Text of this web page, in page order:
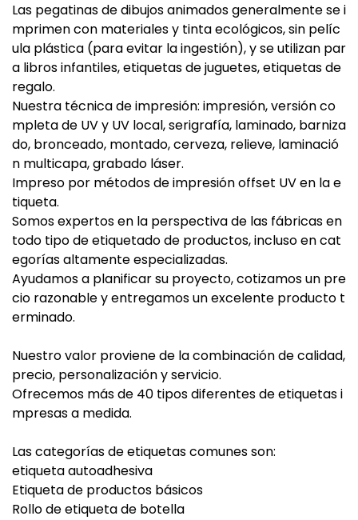
Las pegatinas de dibujos animados generalmente se i
mprimen con materiales y tinta ecológicos, sin pelíc
ula plástica (para evitar la ingestión), y se utilizan par
a libros infantiles, etiquetas de juguetes, etiquetas de
regalo.
Nuestra técnica de impresión: impresión, versión co
mpleta de UV y UV local, serigrafía, laminado, barniza
do, bronceado, montado, cerveza, relieve, laminació
n multicapa, grabado láser.
Impreso por métodos de impresión offset UV en la e
tiqueta.
Somos expertos en la perspectiva de las fábricas en
todo tipo de etiquetado de productos, incluso en cat
egorías altamente especializadas.
Ayudamos a planificar su proyecto, cotizamos un pre
cio razonable y entregamos un excelente producto t
erminado.
Nuestro valor proviene de la combinación de calidad,
precio, personalización y servicio.
Ofrecemos más de 40 tipos diferentes de etiquetas i
mpresas a medida.
Las categorías de etiquetas comunes son:
etiqueta autoadhesiva
Etiqueta de productos básicos
Rollo de etiqueta de botella